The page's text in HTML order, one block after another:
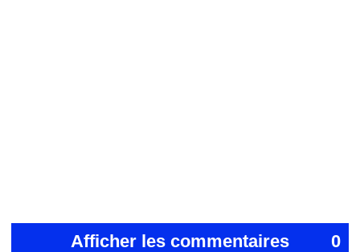
Afficher les commentaires 0